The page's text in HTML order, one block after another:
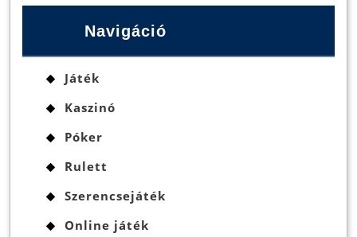
Navigáció
Játék
Kaszinó
Póker
Rulett
Szerencsejáték
Online játék